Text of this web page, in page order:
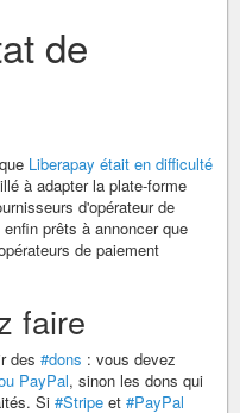
de
Liberapay était en difficulté
à adapter la plate-forme
d'opérateur de
prêts à annoncer que
de paiement
faire
des #dons : vous devez
PayPal, sinon les dons qui
Si #Stripe et #PayPal